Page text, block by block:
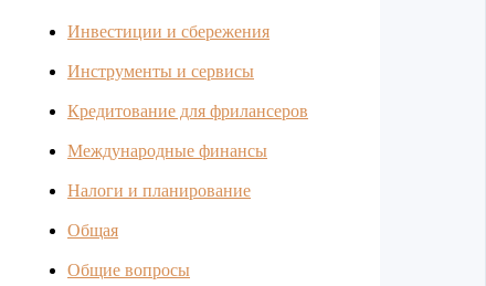
Инвестиции и сбережения
Инструменты и сервисы
Кредитование для фрилансеров
Международные финансы
Налоги и планирование
Общая
Общие вопросы